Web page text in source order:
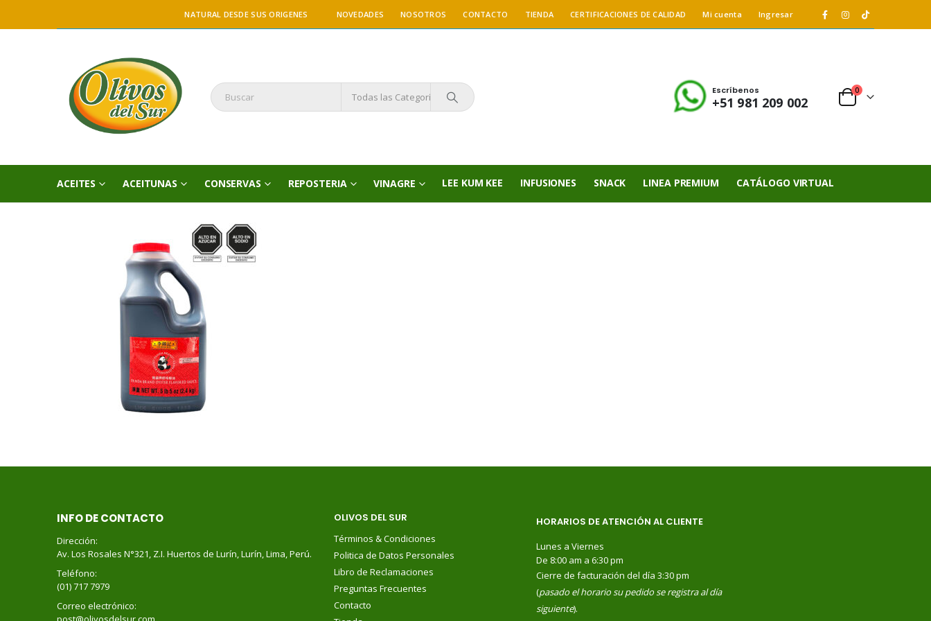
NATURAL DESDE SUS ORIGENES NOVEDADES NOSOTROS CONTACTO TIENDA CERTIFICACIONES DE CALIDAD Mi cuenta Ingresar
Todas las Categorías
Escríbenos
+51 981 209 002
0
ACEITES ACEITUNAS CONSERVAS REPOSTERIA VINAGRE LEE KUM KEE INFUSIONES SNACK LINEA PREMIUM CATÁLOGO VIRTUAL
INFO DE CONTACTO
Dirección:
Av. Los Rosales N°321, Z.I. Huertos de Lurín, Lurín, Lima, Perú.
Teléfono:
(01) 717 7979
Correo electrónico:
OLIVOS DEL SUR
Términos & Condiciones
Politica de Datos Personales
Libro de Reclamaciones
Preguntas Frecuentes
Contacto
HORARIOS DE ATENCIÓN AL CLIENTE
Lunes a Viernes
De 8:00 am a 6:30 pm
Cierre de facturación del día 3:30 pm
(pasado el horario su pedido se registra al día
siguiente).